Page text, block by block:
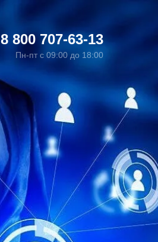
8 800 707-63-13
Пн-пт с 09:00 до 18:00